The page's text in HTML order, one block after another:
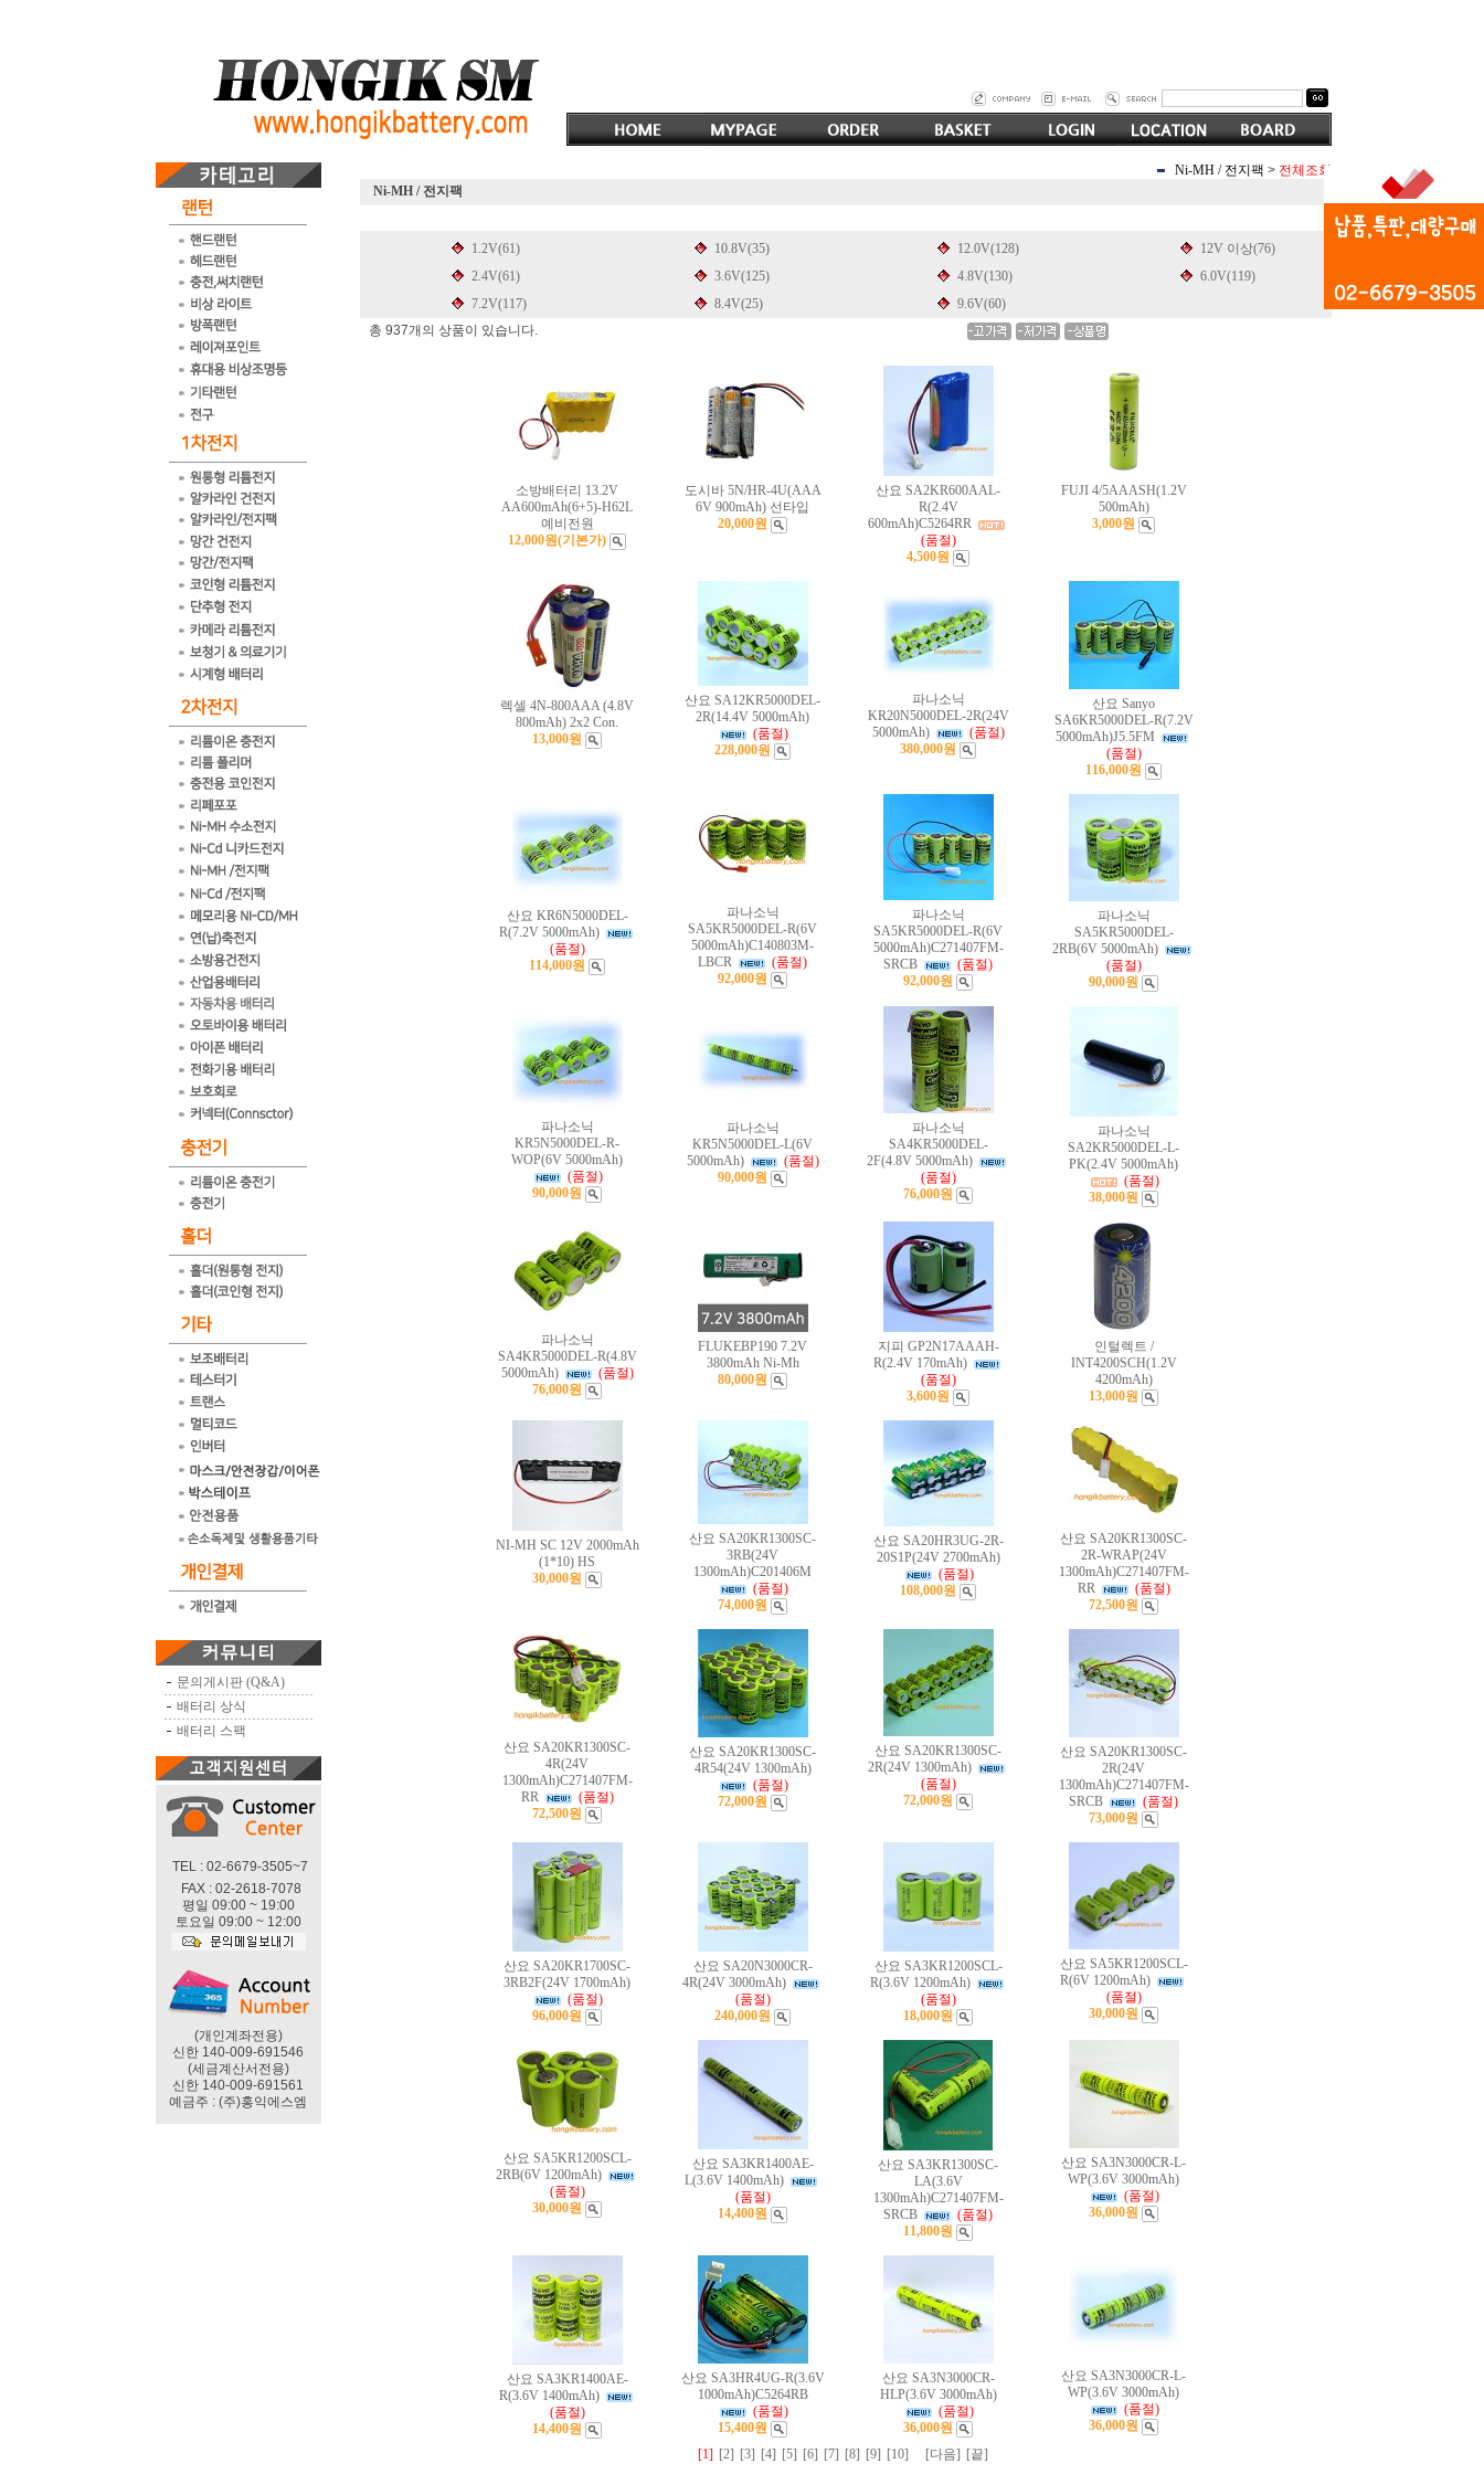
문의게시판 (Q&A)
배터리 상식
배터리 스팩
TEL : 02-6679-3505~7
FAX : 02-2618-7078
평일 09:00 ~ 19:00
토요일 09:00 ~ 12:00
(개인계좌전용)
신한 140-009-691546
(세금계산서전용)
신한 140-009-691561
예금주 : (주)홍익에스엠
Ni-MH / 전지팩 > 전체조회
Ni-MH / 전지팩
1.2V(61) 10.8V(35) 12.0V(128)
12V 이상(76)
2.4V(61)
3.6V(125) 4.8V(130)
6.0V(119)
7.2V(117)
8.4V(25)
9.6V(60)
총 937개의 상품이 있습니다.
소방배터리 13.2V
AA600mAh(6+5)-H62L
예비전원
12,000원(기본가)
도시바 5N/HR-4U(AAA
6V 900mAh) 선타입
20,000원
산요 SA2KR600AAL-
R(2.4V
600mAh)C5264RR
(품절)
4,500원
FUJI 4/5AAASH(1.2V
500mAh)
3,000원
렉셀 4N-800AAA (4.8V
800mAh) 2x2 Con.
13,000원
산요 SA12KR5000DEL-
2R(14.4V 5000mAh)
(품절)
228,000원
파나소닉
KR20N5000DEL-2R(24V
5000mAh)
(품절)
380,000원
산요 Sanyo
SA6KR5000DEL-R(7.2V
5000mAh)J5.5FM
(품절)
116,000원
산요 KR6N5000DEL-
R(7.2V 5000mAh)
(품절)
114,000원
파나소닉
SA5KR5000DEL-R(6V
5000mAh)C140803M-
LBCR
(품절)
92,000원
파나소닉
SA5KR5000DEL-R(6V
5000mAh)C271407FM-
SRCB
(품절)
92,000원
파나소닉
SA5KR5000DEL-
2RB(6V 5000mAh)
(품절)
90,000원
파나소닉
KR5N5000DEL-R-
WOP(6V 5000mAh)
(품절)
90,000원
파나소닉
KR5N5000DEL-L(6V
5000mAh)
(품절)
90,000원
파나소닉
SA4KR5000DEL-
2F(4.8V 5000mAh)
(품절)
76,000원
파나소닉
SA2KR5000DEL-L-
PK(2.4V 5000mAh)
(품절)
38,000원
파나소닉
SA4KR5000DEL-R(4.8V
5000mAh)
(품절)
76,000원
FLUKEBP190 7.2V
3800mAh Ni-Mh
80,000원
지피 GP2N17AAAH-
R(2.4V 170mAh)
(품절)
3,600원
인털렉트 /
INT4200SCH(1.2V
4200mAh)
13,000원
NI-MH SC 12V 2000mAh
(1*10) HS
30,000원
산요 SA20KR1300SC-
3RB(24V
1300mAh)C201406M
(품절)
74,000원
산요 SA20HR3UG-2R-
20S1P(24V 2700mAh)
(품절)
108,000원
산요 SA20KR1300SC-
2R-WRAP(24V
1300mAh)C271407FM-
RR
(품절)
72,500원
산요 SA20KR1300SC-
4R(24V
1300mAh)C271407FM-
RR
(품절)
72,500원
산요 SA20KR1300SC-
4R54(24V 1300mAh)
(품절)
72,000원
산요 SA20KR1300SC-
2R(24V 1300mAh)
(품절)
72,000원
산요 SA20KR1300SC-
2R(24V
1300mAh)C271407FM-
SRCB
(품절)
73,000원
산요 SA20KR1700SC-
3RB2F(24V 1700mAh)
(품절)
96,000원
산요 SA20N3000CR-
4R(24V 3000mAh)
(품절)
240,000원
산요 SA3KR1200SCL-
R(3.6V 1200mAh)
(품절)
18,000원
산요 SA5KR1200SCL-
R(6V 1200mAh)
(품절)
30,000원
산요 SA5KR1200SCL-
2RB(6V 1200mAh)
(품절)
30,000원
산요 SA3KR1400AE-
L(3.6V 1400mAh)
(품절)
14,400원
산요 SA3KR1300SC-
LA(3.6V
1300mAh)C271407FM-
SRCB
(품절)
11,800원
산요 SA3N3000CR-L-
WP(3.6V 3000mAh)
(품절)
36,000원
산요 SA3KR1400AE-
R(3.6V 1400mAh)
(품절)
14,400원
산요 SA3HR4UG-R(3.6V
1000mAh)C5264RB
(품절)
15,400원
산요 SA3N3000CR-
HLP(3.6V 3000mAh)
(품절)
36,000원
산요 SA3N3000CR-L-
WP(3.6V 3000mAh)
(품절)
36,000원
[1] [2] [3] [4] [5] [6] [7] [8] [9] [10] [다음] [끝]